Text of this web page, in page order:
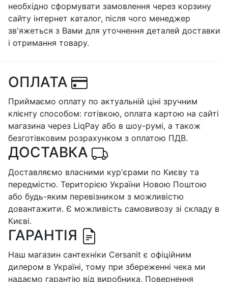
необхідно сформувати замовлення через корзину
сайту інтернет каталог, після чого менеджер
зв'яжеться з Вами для уточнення деталей доставки
і отримання товару.
ОПЛАТА
Приймаємо оплату по актуальній ціні зручним
клієнту способом: готівкою, оплата картою на сайті
магазина через LiqPay або в шоу-румі, а також
безготівковим розрахунком з оплатою ПДВ.
ДОСТАВКА
Доставляємо власними кур'єрами по Києву та
передмістю. Територією України Новою Поштою
або будь-яким перевізником з можливістю
довантажити. Є можливість самовивозу зі складу в
Києві.
ГАРАНТІЯ
Наш магазин сантехніки Cersanit є офіційним
дилером в Україні, тому при збереженні чека ми
надаємо гарантію від виробника. Повернення